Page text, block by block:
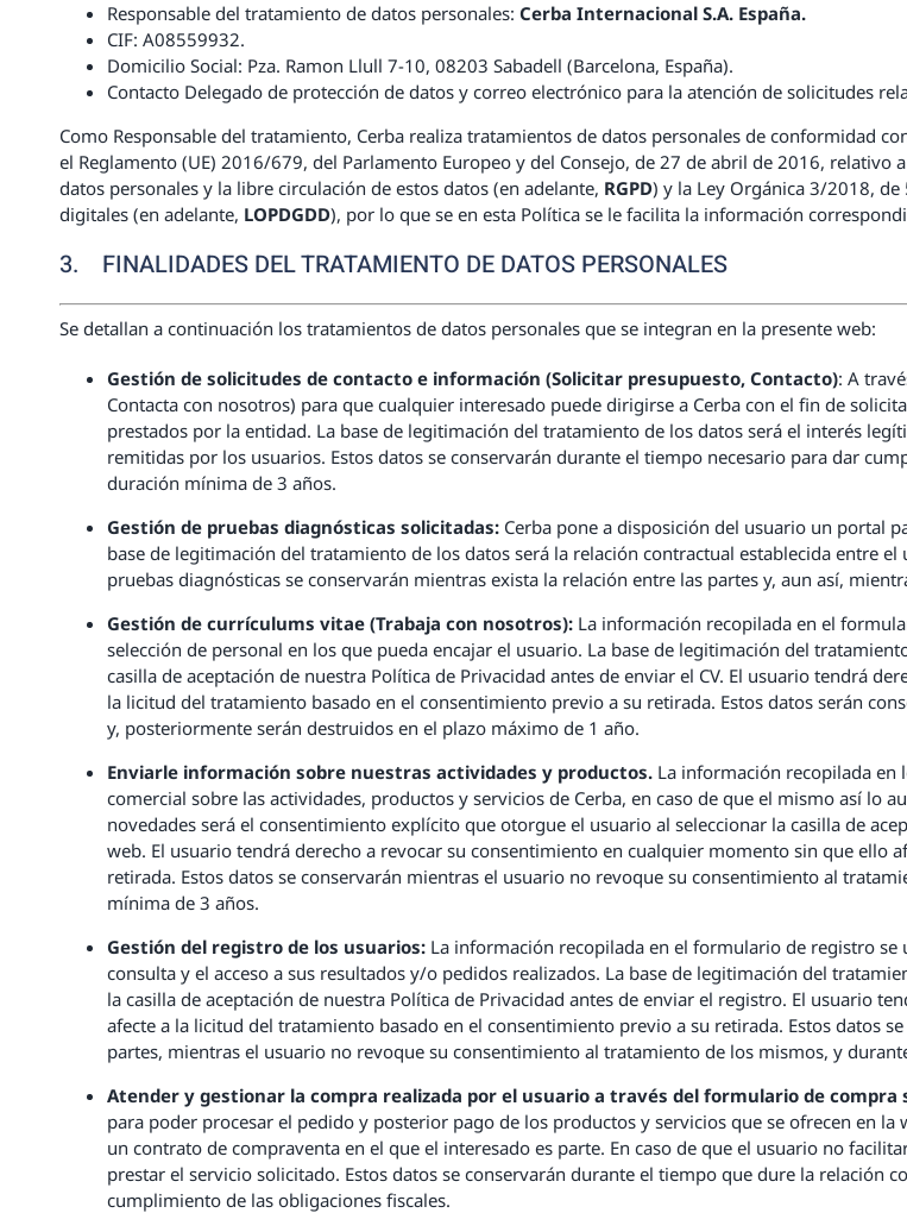
Responsable del tratamiento de datos personales: Cerba Internacional S.A. España.
CIF: A08559932.
Domicilio Social: Pza. Ramon Llull 7-10, 08203 Sabadell (Barcelona, España).
Contacto Delegado de protección de datos y correo electrónico para la atención de solicitudes
Como Responsable del tratamiento, Cerba realiza tratamientos de datos personales de conformidad
el Reglamento (UE) 2016/679, del Parlamento Europeo y del Consejo, de 27 de abril de 2016,
datos personales y la libre circulación de estos datos (en adelante, RGPD) y la Ley Orgánica 3/2018,
digitales (en adelante, LOPDGDD), por lo que se en esta Política se le facilita la información
3. FINALIDADES DEL TRATAMIENTO DE DATOS PERSONALES
Se detallan a continuación los tratamientos de datos personales que se integran en la presente web:
Gestión de solicitudes de contacto e información (Solicitar presupuesto, Contacto): A
Contacta con nosotros) para que cualquier interesado puede dirigirse a Cerba con el fin de
prestados por la entidad. La base de legitimación del tratamiento de los datos será el interés
remitidas por los usuarios. Estos datos se conservarán durante el tiempo necesario para dar
duración mínima de 3 años.
Gestión de pruebas diagnósticas solicitadas: Cerba pone a disposición del usuario un portal
base de legitimación del tratamiento de los datos será la relación contractual establecida entre
pruebas diagnósticas se conservarán mientras exista la relación entre las partes y, aun así,
Gestión de currículums vitae (Trabaja con nosotros):La información recopilada en el
selección de personal en los que pueda encajar el usuario. La base de legitimación del
casilla de aceptación de nuestra Política de Privacidad antes de enviar el CV. El usuario tendrá
la licitud del tratamiento basado en el consentimiento previo a su retirada. Estos datos serán
y, posteriormente serán destruidos en el plazo máximo de 1 año.
Enviarle información sobre nuestras actividades y productos.La información recopilada en
comercial sobre las actividades, productos y servicios de Cerba, en caso de que el mismo así lo
novedades será el consentimiento explícito que otorgue el usuario al seleccionar la casilla de
web. El usuario tendrá derecho a revocar su consentimiento en cualquier momento sin que ello
retirada. Estos datos se conservarán mientras el usuario no revoque su consentimiento al
mínima de 3 años.
Gestión del registro de los usuarios:La información recopilada en el formulario de registro se
consulta y el acceso a sus resultados y/o pedidos realizados. La base de legitimación del
la casilla de aceptación de nuestra Política de Privacidad antes de enviar el registro. El usuario
afecte a la licitud del tratamiento basado en el consentimiento previo a su retirada. Estos datos
partes, mientras el usuario no revoque su consentimiento al tratamiento de los mismos, y
Atender y gestionar la compra realizada por el usuario a través del formulario de compra
para poder procesar el pedido y posterior pago de los productos y servicios que se ofrecen en
un contrato de compraventa en el que el interesado es parte. En caso de que el usuario no
prestar el servicio solicitado. Estos datos se conservarán durante el tiempo que dure la relación
cumplimiento de las obligaciones fiscales.